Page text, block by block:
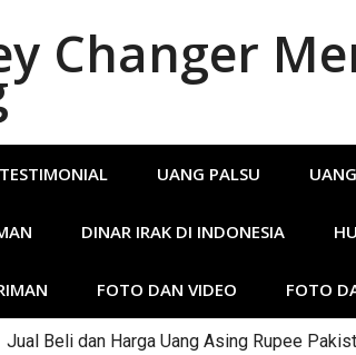
Changer
TESTIMONIAL UANG PALSU
DINAR IRAK DI INDONESIA
FOTO DAN VIDEO FOTO
Jual Beli dan Harga Uang Asing Rupee